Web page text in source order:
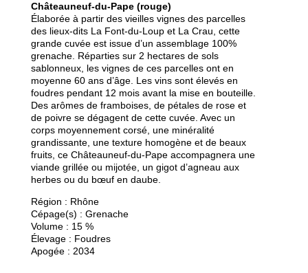
Châteauneuf-du-Pape (rouge)
Élaborée à partir des vieilles vignes des parcelles
des lieux-dits La Font-du-Loup et La Crau, cette
grande cuvée est issue d’un assemblage 100%
grenache. Réparties sur 2 hectares de sols
sablonneux, les vignes de ces parcelles ont en
moyenne 60 ans d’âge. Les vins sont élevés en
foudres pendant 12 mois avant la mise en bouteille.
Des arômes de framboises, de pétales de rose et
de poivre se dégagent de cette cuvée. Avec un
corps moyennement corsé, une minéralité
grandissante, une texture homogène et de beaux
fruits, ce Châteauneuf-du-Pape accompagnera une
viande grillée ou mijotée, un gigot d’agneau aux
herbes ou du bœuf en daube.
Région : Rhône
Cépage(s) : Grenache
Volume : 15 %
Élevage : Foudres
Apogée : 2034